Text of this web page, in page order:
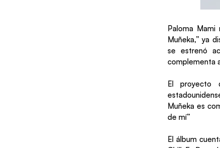
Paloma
Muñeka,” ya
se estrenó
complementa
El proyecto
Muñeka es
de mí”
El álbum